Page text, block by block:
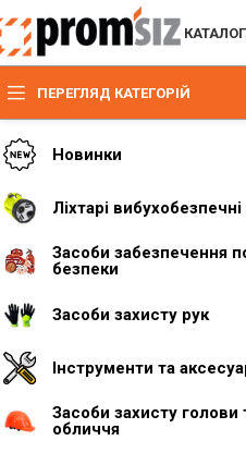
КАТАЛОГ
ПЕРЕГЛЯД КАТЕГОРІЙ
Новинки
Ліхтарі вибухобезпечні
Засоби забезпечення
безпеки
Засоби захисту рук
Інструменти та
Засоби захисту голови
обличчя